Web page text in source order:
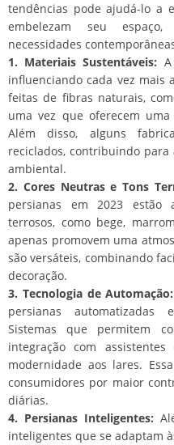
tendências pode ajudá-lo a
embelezam seu
necessidades
1. Materiais Sustentáveis:
influenciando cada vez mais
feitas de fibras naturais,
uma vez que oferecem
Além disso, alguns
reciclados, contribuindo
ambiental.
2. Cores Neutras e Tons
persianas em 2023 estão
terrosos, como bege,
apenas promovem uma
são versáteis, combinando
decoração.
3. Tecnologia de Automação:
persianas automatizadas
Sistemas que permitem
integração com
modernidade aos lares.
consumidores por maior
diárias.
4. Persianas Inteligentes:
inteligentes que se adaptam